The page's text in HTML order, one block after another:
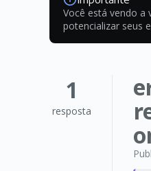
Você está vendo a
potencializar seus
1
resposta